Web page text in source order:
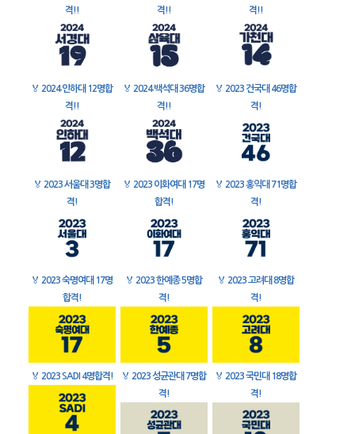
격!!
격!!
격!!
🏅 2024 인하대 12명합
격!!
🏅 2024 백석대 36명합
격!!
🏅 2023 건국대 46명합
격!
🏅 2023 서울대 3명합
격!
🏅 2023 이화여대 17명
합격!
🏅 2023 홍익대 71명합
격!
🏅 2023 숙명여대 17명
합격!
🏅 2023 한예종 5명합
격!
🏅 2023 고려대 8명합
격!
🏅 2023 SADI 4명합격! 🏅 2023 성균관대 7명합
격!
🏅 2023 국민대 18명합
격!